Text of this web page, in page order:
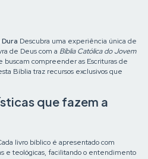
Descubra uma experiência única de
de Deus com a Bíblia Católica do Jovem
buscam compreender as Escrituras de
Bíblia traz recursos exclusivos que
que fazem a
livro bíblico é apresentado com
e teológicas, facilitando o entendimento